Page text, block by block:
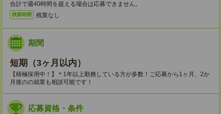
合計で週40時間を超える場合は応募できません。
残業時間 残業なし
期間
短期（3ヶ月以内）
【積極採用中！】＊1年以上勤務している方が多数！ご応募から1ヶ月、2か
月後のの就業も相談可能です！
応募資格・条件